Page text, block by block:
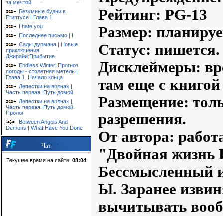
за мечтой
Безумные будни в
Египтусе | Глава 1
I hate you
Последнее письмо | I
Сады дурмана | Новые
приключения
Джирайи:Прибытие
Endless Winter. Прогноз
погоды - столетняя метель |
Глава 1. Начало конца
Лепестки на волнах |
Часть первая. Путь домой
Лепестки на волнах |
Часть первая. Путь домой.
Пролог
Between Angels And
Demons | What Have You Done
Чат
Текущее время на сайте: 08:04
Рейтинг: PG-13
Размер:
Статус: пишется.
Дисклеймеры:
там еще с книгой
Размещение:
разрешения.
От автора:
"Двойная жизнь
Бессмысленный
Ы. Заранее
вычитывать